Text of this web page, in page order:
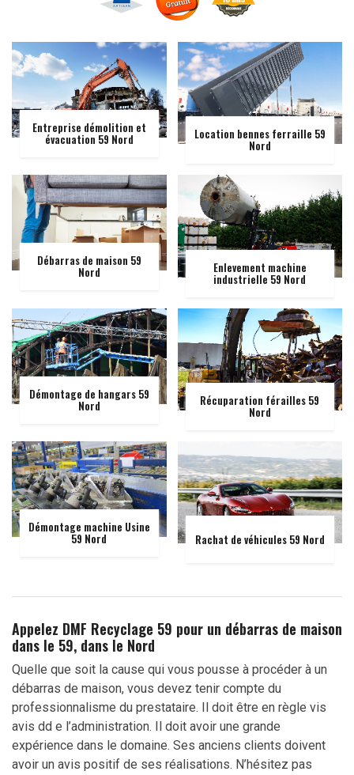
Entreprise démolition et
évacuation 59 Nord Location bennes ferraille 59
Nord
Débarras de maison 59
Nord Enlevement machine
industrielle 59 Nord
Démontage de hangars 59
Nord Récuparation férailles 59
Nord
Démontage machine Usine
59 Nord Rachat de véhicules 59 Nord
Appelez DMF Recyclage 59 pour un débarras de maison
dans le 59, dans le Nord
Quelle que soit la cause qui vous pousse à procéder à un
débarras de maison, vous devez tenir compte du
professionnalisme du prestataire. Il doit être en règle vis
avis dd e l’administration. Il doit avoir une grande
expérience dans le domaine. Ses anciens clients doivent
avoir un avis positif de ses réalisations. N’hésitez pas